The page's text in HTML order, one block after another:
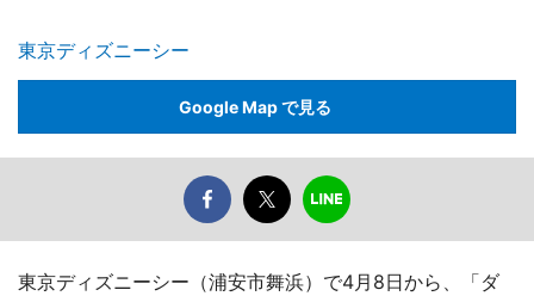
東京ディズニーシー
Google Map で見る
東京ディズニーシー（浦安市舞浜）で4月8日から、「ダ